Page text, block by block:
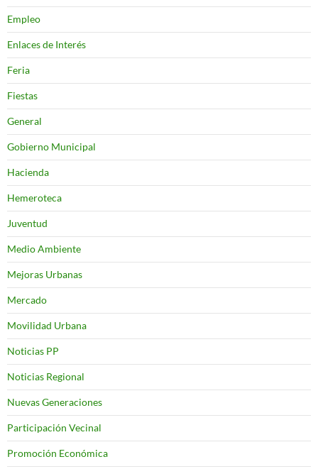
Empleo
Enlaces de Interés
Feria
Fiestas
General
Gobierno Municipal
Hacienda
Hemeroteca
Juventud
Medio Ambiente
Mejoras Urbanas
Mercado
Movilidad Urbana
Noticias PP
Noticias Regional
Nuevas Generaciones
Participación Vecinal
Promoción Económica